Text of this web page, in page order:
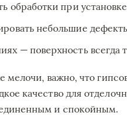
обработки при
небольшие
— поверхность всегда
мелочи, важно, что
качество для
и спокойным.